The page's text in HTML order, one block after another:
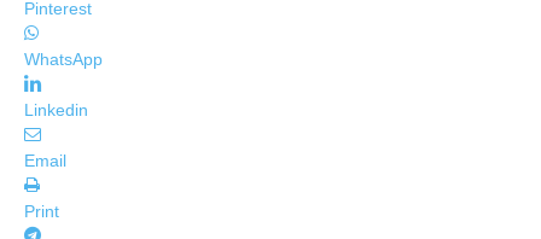
Pinterest
WhatsApp
Linkedin
Email
Print